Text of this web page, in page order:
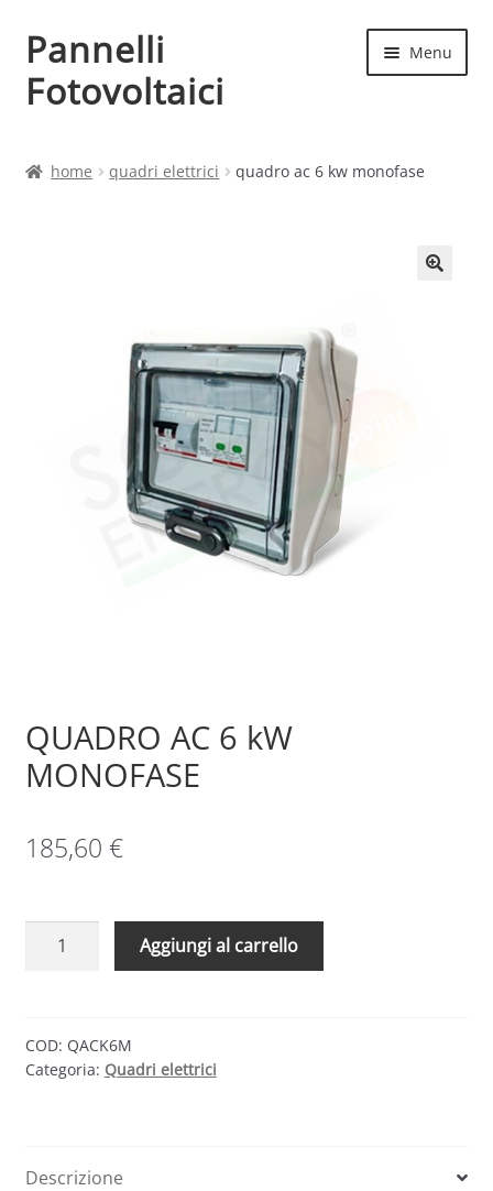
Vai
alla
navigazione
Vai
al
contenuto
Pannelli
Fotovoltaici
Menu
home quadri elettrici quadro ac 6 kw monofase
QUADRO AC 6 kW
MONOFASE
185,60 €
QUADRO
MONOFASE
quantità
Aggiungi al carrello
COD: QACK6M
Categoria: Quadri elettrici
Descrizione